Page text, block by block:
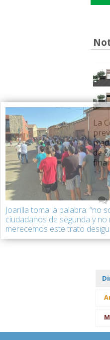
La
de
Joarilla toma la palabra: “no
ciudadanos de segunda y no
merecemos este trato